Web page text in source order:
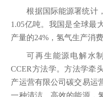
根据国际能源署统计
1.05亿吨。我国是全球最
产量的24%，氢气生产消
可再生能源电解水
CCER方法学。方法学牵
产运营有限公司碳交易运
一种清洁、高效的能源，